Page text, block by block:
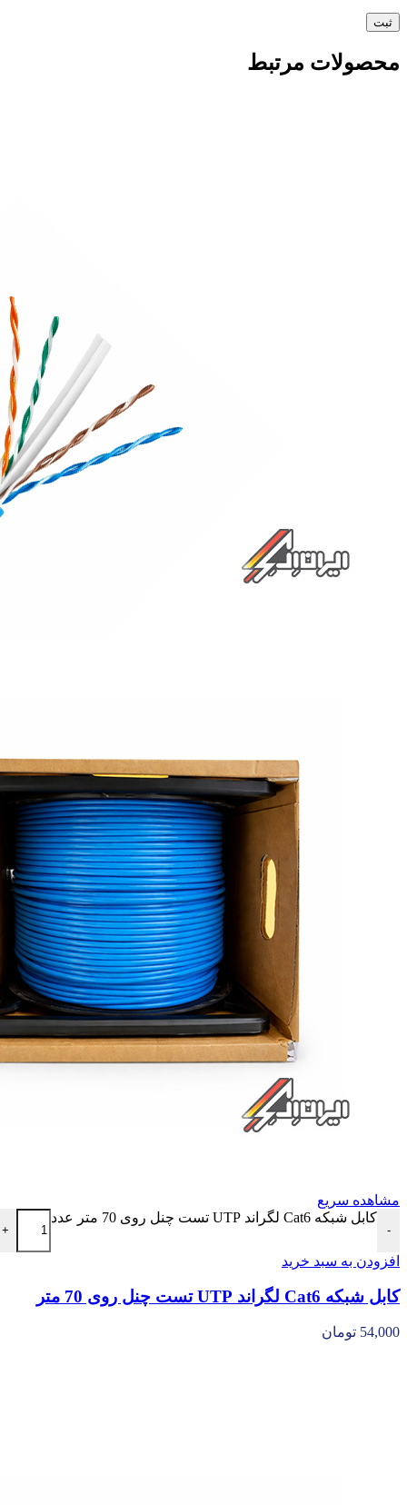
محصولات مرتبط
مشاهده سریع
-
کابل شبکه Cat6 لگراند UTP تست چنل روی 70 متر عدد
+
افزودن به سبد خرید
کابل شبکه Cat6 لگراند UTP تست چنل روی 70 متر
54,000 تومان